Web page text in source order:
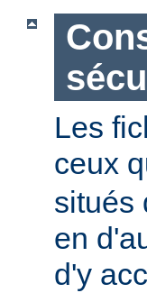
Les
ceux
situés
en
d'y